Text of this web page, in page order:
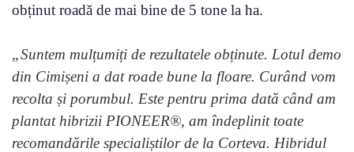
obținut roadă de mai bine de 5 tone la ha.
„Suntem mulțumiți de rezultatele obținute. Lotul demo
din Cimișeni a dat roade bune la floare. Curând vom
recolta și porumbul. Este pentru prima dată când am
plantat hibrizii PIONEER®, am îndeplinit toate
recomandările specialiștilor de la Corteva. Hibridul